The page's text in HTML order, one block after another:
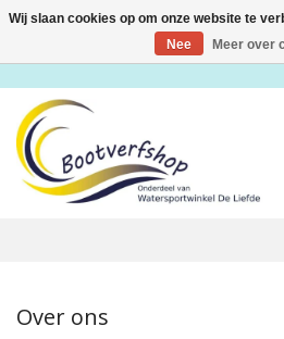
Toggle
Over ons
Wij slaan cookies op om onze website te
Nee
Meer over